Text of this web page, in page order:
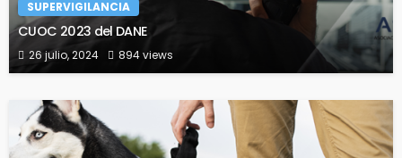
SUPERVIGILANCIA
CUOC 2023 del DANE
26 julio, 2024 894 views